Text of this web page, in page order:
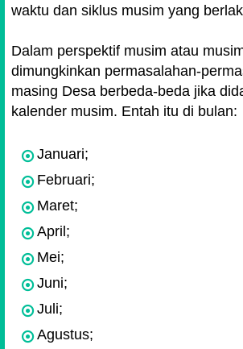
waktu dan siklus musim yang
Dalam perspektif musim atau
dimungkinkan permasalahan-
masing Desa berbeda-beda jika
kalender musim. Entah itu di bulan:
Januari;
Februari;
Maret;
April;
Mei;
Juni;
Juli;
Agustus;